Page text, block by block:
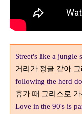
Street's like a jungle
거리가 정글 같아
following the herd
휴가 때 그리스로
Love in the 90's is